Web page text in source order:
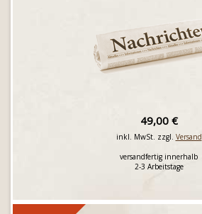
49,00 €
inkl. MwSt. zzgl. Versand
versandfertig innerhalb
2-3 Arbeitstage